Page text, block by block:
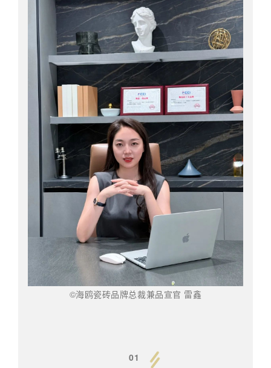
©海鸥瓷砖品牌总裁兼品宣官 雷鑫
01